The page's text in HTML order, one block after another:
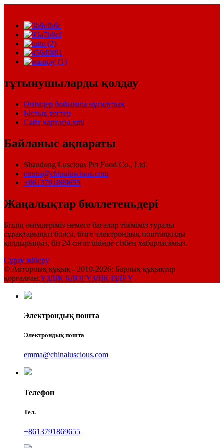
тұтынушыларды қолдау
Өнімдер бойынша нұсқаулық
Ыстық тегтер
Сайт картасы.xml
Байланыс ақпараты
Shandong Luscious Pet Food Co., Ltd.
emma@chinaluscious.com
+8613791869655
Жаңалықтар бюллетеньдері
Біздің өнімдеріміз немесе бағалар тізіміміз туралы
сұрақтарыңыз болса, бізге электрондық поштаңызды
қалдырыңыз, біз 24 сағат ішінде сізбен хабарласамыз.
Сұрау жіберу
© Авторлық құқық - 2010-2026: Барлық құқықтар
қорғалған.ҮЗДІК БЛОГҮЗДІК ІЗДЕУ
Электрондық пошта
Электрондық пошта
emma@chinaluscious.com
Телефон
Тел.
+8613791869655